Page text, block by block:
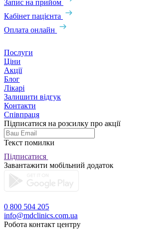
Запис на прийом
Кабінет пацієнта
Оплата онлайн
Послуги
Ціни
Акції
Блог
Лікарі
Залишити відгук
Контакти
Співпраця
Підписатися на розсилку про акції
Текст помилки
Підписатися
Завантажити мобільний додаток
0 800 504 205
info@mdclinics.com.ua
Робота контакт центру